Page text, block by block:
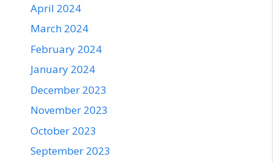
April 2024
March 2024
February 2024
January 2024
December 2023
November 2023
October 2023
September 2023